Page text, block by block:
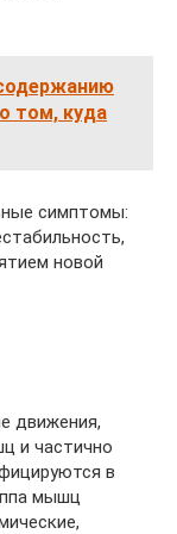
том, куда
симптомы:
новой
движения,
и частично
в
мышц